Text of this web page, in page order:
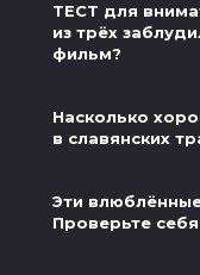
ТЕСТ для
из трёх
фильм?
Насколько
в славянских
Эти
Проверьте